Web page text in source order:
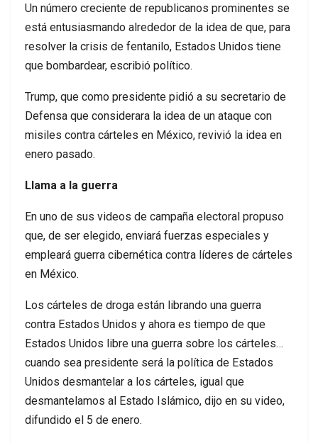
Un número creciente de republicanos prominentes se
está entusiasmando alrededor de la idea de que, para
resolver la crisis de fentanilo, Estados Unidos tiene
que bombardear, escribió político.
Trump, que como presidente pidió a su secretario de
Defensa que considerara la idea de un ataque con
misiles contra cárteles en México, revivió la idea en
enero pasado.
Llama a la guerra
En uno de sus videos de campaña electoral propuso
que, de ser elegido, enviará fuerzas especiales y
empleará guerra cibernética contra líderes de cárteles
en México.
Los cárteles de droga están librando una guerra
contra Estados Unidos y ahora es tiempo de que
Estados Unidos libre una guerra sobre los cárteles…
cuando sea presidente será la política de Estados
Unidos desmantelar a los cárteles, igual que
desmantelamos al Estado Islámico, dijo en su video,
difundido el 5 de enero.